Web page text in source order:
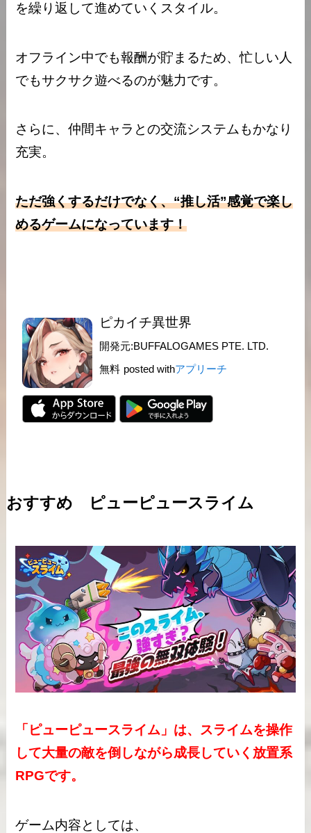
を繰り返して進めていくスタイル。
オフライン中でも報酬が貯まるため、忙しい人
でもサクサク遊べるのが魅力です。
さらに、仲間キャラとの交流システムもかなり
充実。
ただ強くするだけでなく、“推し活”感覚で楽し
めるゲームになっています！
ピカイチ異世界
開発元:BUFFALOGAMES PTE. LTD.
無料 posted withアプリーチ
おすすめ ピューピュースライム
「ピューピュースライム」は、スライムを操作
して大量の敵を倒しながら成長していく放置系
RPGです。
ゲーム内容としては、